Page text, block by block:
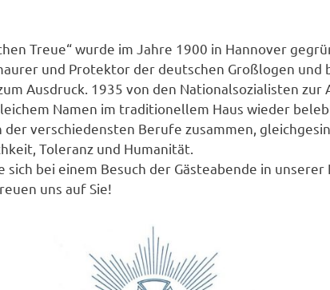
Treue“ wurde im Jahre 1900 in Hannover
und Protektor der deutschen Großlogen und
Ausdruck. 1935 von den Nationalsozialisten zur
Namen im traditionellem Haus wieder
verschiedensten Berufe zusammen,
Toleranz und Humanität.
sich bei einem Besuch der Gästeabende in unserer
uns auf Sie!